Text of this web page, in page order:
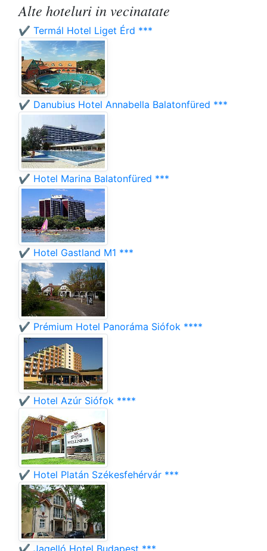
Alte hoteluri in vecinatate
✔️ Termál Hotel Liget Érd ***
✔️ Danubius Hotel Annabella Balatonfüred ***
✔️ Hotel Marina Balatonfüred ***
✔️ Hotel Gastland M1 ***
✔️ Prémium Hotel Panoráma Siófok ****
✔️ Hotel Azúr Siófok ****
✔️ Hotel Platán Székesfehérvár ***